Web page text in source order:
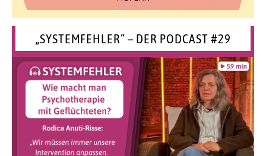
„SYSTEMFEHLER“ – DER PODCAST #29